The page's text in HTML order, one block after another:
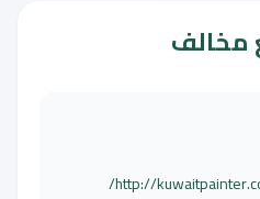
مخالف
http://